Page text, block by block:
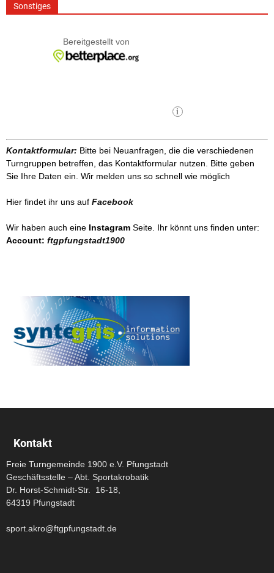
Sonstiges
Kontaktformular: Bitte bei Neuanfragen, die die verschiedenen
Turngruppen betreffen, das Kontaktformular nutzen. Bitte geben
Sie Ihre Daten ein. Wir melden uns so schnell wie möglich
Hier findet ihr uns auf Facebook
Wir haben auch eine Instagram Seite. Ihr könnt uns finden unter:
Account: ftgpfungstadt1900
Kontakt
Freie Turngemeinde 1900 e.V. Pfungstadt
Geschäftsstelle – Abt. Sportakrobatik
Dr. Horst-Schmidt-Str. 16-18,
64319 Pfungstadt
sport.akro@ftgpfungstadt.de